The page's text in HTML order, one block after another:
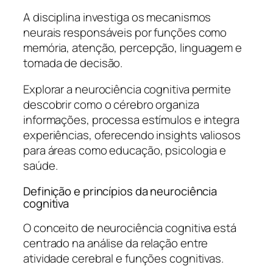
A disciplina investiga os mecanismos
neurais responsáveis por funções como
memória, atenção, percepção, linguagem e
tomada de decisão.
Explorar a neurociência cognitiva permite
descobrir como o cérebro organiza
informações, processa estímulos e integra
experiências, oferecendo insights valiosos
para áreas como educação, psicologia e
saúde.
Definição e princípios da neurociência
cognitiva
O conceito de neurociência cognitiva está
centrado na análise da relação entre
atividade cerebral e funções cognitivas.